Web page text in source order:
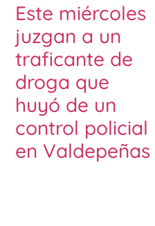
Este miércoles
juzgan a un
traficante de
droga que
huyó de un
control policial
en Valdepeñas